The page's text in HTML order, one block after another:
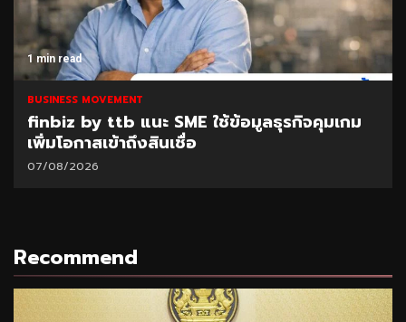
1 min read
BUSINESS MOVEMENT
finbiz by ttb แนะ SME ใช้ข้อมูลธุรกิจคุมเกม
เพิ่มโอกาสเข้าถึงสินเชื่อ
07/08/2026
Recommend